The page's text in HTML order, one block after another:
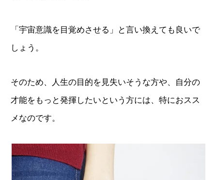
「宇宙意識を目覚めさせる」と言い換えても良いで
しょう。
そのため、人生の目的を見失いそうな方や、自分の
才能をもっと発揮したいという方には、特におスス
メなのです。